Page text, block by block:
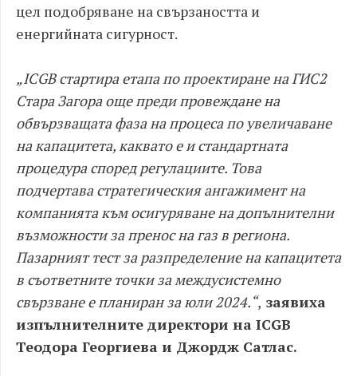
цел подобряване на свързаността и
енергийната сигурност.
„ICGB стартира етапа по проектиране на ГИС2
Стара Загора още преди провеждане на
обвързващата фаза на процеса по увеличаване
на капацитета, каквато е и стандартната
процедура според регулациите. Това
подчертава стратегическия ангажимент на
компанията към осигуряване на допълнителни
възможности за пренос на газ в региона.
Пазарният тест за разпределение на капацитета
в съответните точки за междусистемно
свързване е планиран за юли 2024.“, заявиха
изпълнителните директори на ICGB
Теодора Георгиева и Джордж Сатлас.